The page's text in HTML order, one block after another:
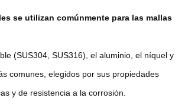
se utilizan comúnmente para las mallas
(SUS304, SUS316), el aluminio, el níquel y
comunes, elegidos por sus propiedades
y de resistencia a la corrosión.